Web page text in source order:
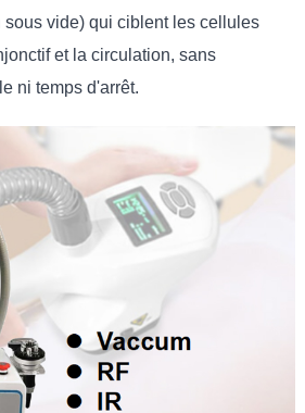
vide) qui ciblent les cellules
et la circulation, sans
ni temps d'arrêt.